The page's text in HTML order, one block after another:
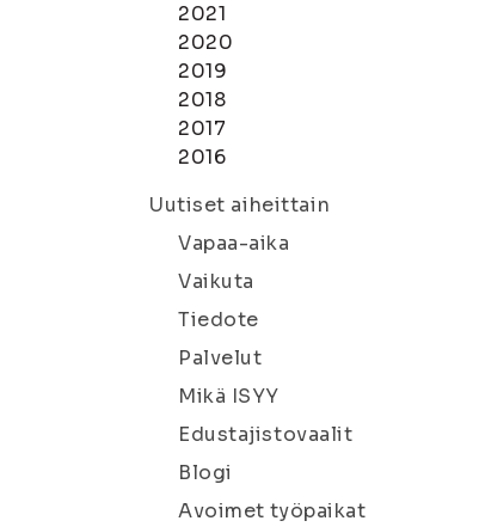
2021
2020
2019
2018
2017
2016
Uutiset aiheittain
Vapaa-aika
Vaikuta
Tiedote
Palvelut
Mikä ISYY
Edustajistovaalit
Blogi
Avoimet työpaikat